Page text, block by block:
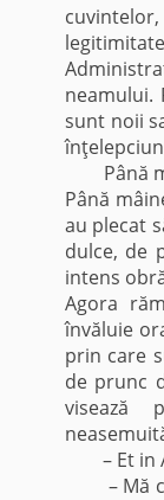
neamului.
sunt noii
Până
Până
au plecat
dulce, de
intens
Agora
învăluie
prin care
de prunc
visează
– Et in
– Mă